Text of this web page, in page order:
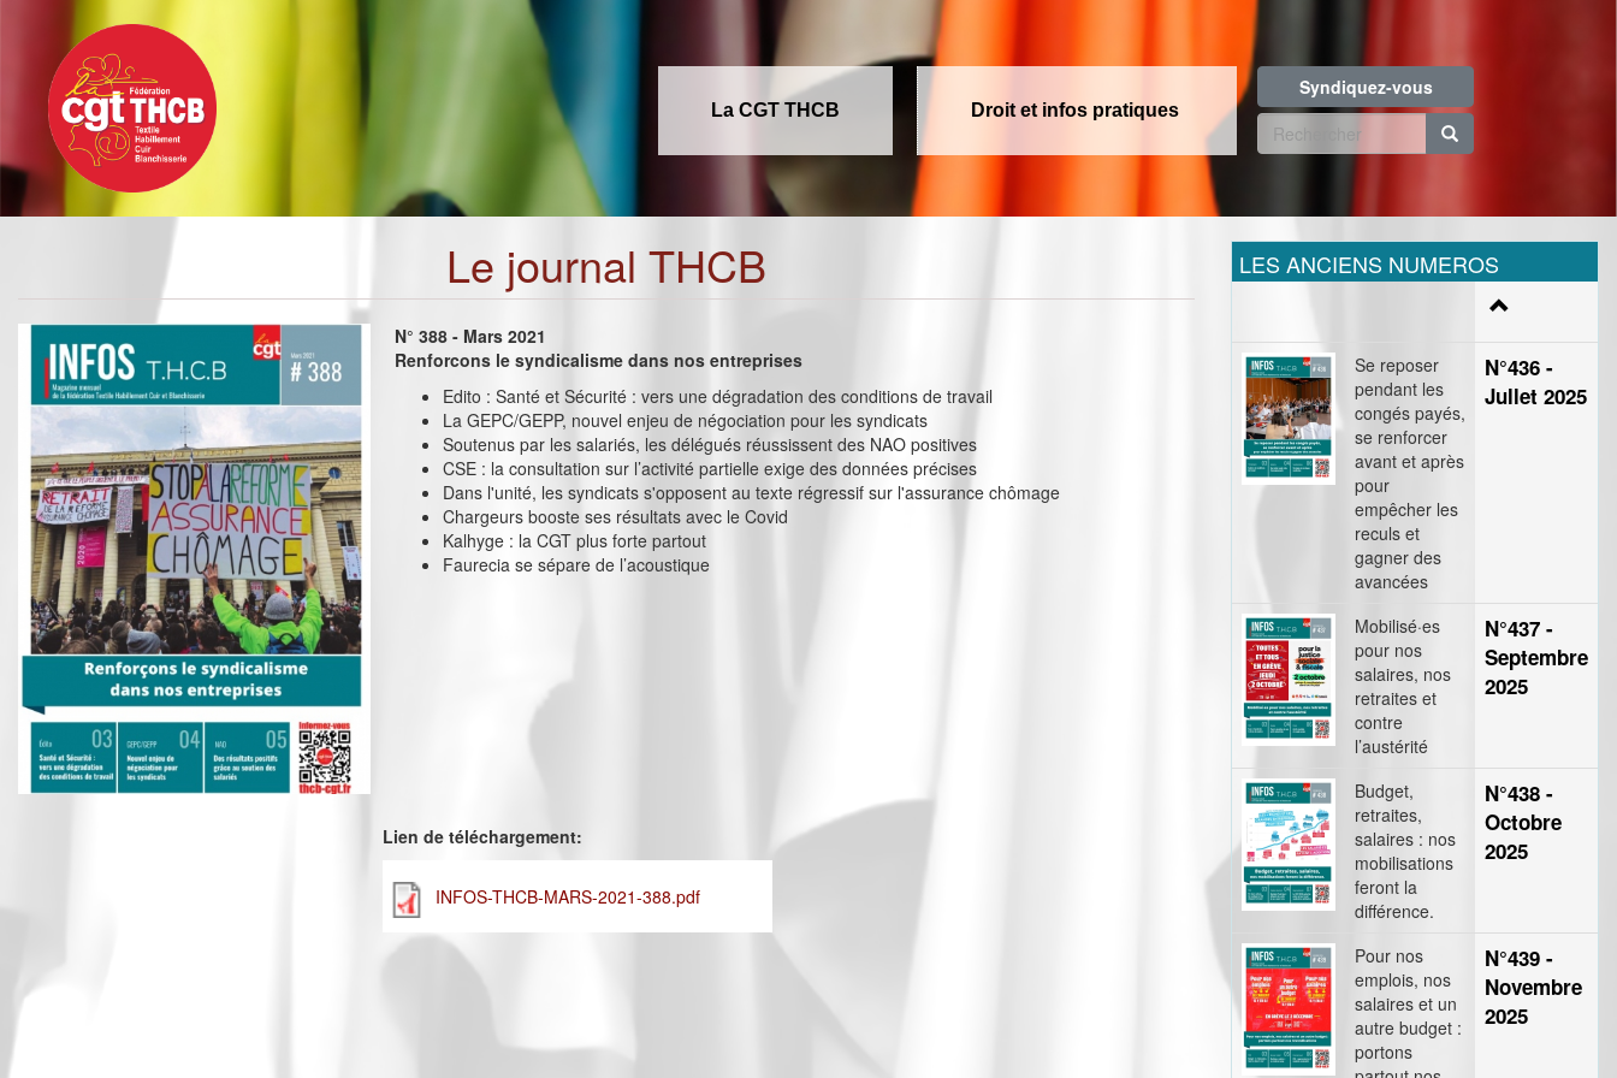
contenu
principal
La CGT THCB Droit et infos pratiques
Syndiquez-vous
Formulaire
recherche
Le journal THCB
N° 388 - Mars 2021
Renforcons le syndicalisme dans nos entreprises
Edito : Santé et Sécurité : vers une dégradation des conditions de travail
La GEPC/GEPP, nouvel enjeu de négociation pour les syndicats
Soutenus par les salariés, les délégués réussissent des NAO positives
CSE : la consultation sur l’activité partielle exige des données précises
Dans l'unité, les syndicats s'opposent au texte régressif sur l'assurance chômage
Chargeurs booste ses résultats avec le Covid
Kalhyge : la CGT plus forte partout
Faurecia se sépare de l’acoustique
Lien de téléchargement:
INFOS-THCB-MARS-2021-388.pdf
LES ANCIENS NUMEROS
Se reposer
pendant les
congés payés,
se renforcer
avant et après
pour
empêcher les
reculs et
gagner des
avancées
N°436 -
Jullet 2025
Mobilisé·es
pour nos
salaires, nos
retraites et
contre
l’austérité
N°437 -
Septembre
2025
Budget,
retraites,
salaires : nos
mobilisations
feront la
différence.
N°438 -
Octobre
2025
Pour nos
emplois, nos
salaires et un
autre budget :
portons
N°439 -
Novembre
2025